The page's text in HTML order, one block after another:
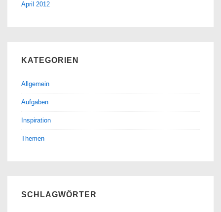
April 2012
KATEGORIEN
Allgemein
Aufgaben
Inspiration
Themen
SCHLAGWÖRTER